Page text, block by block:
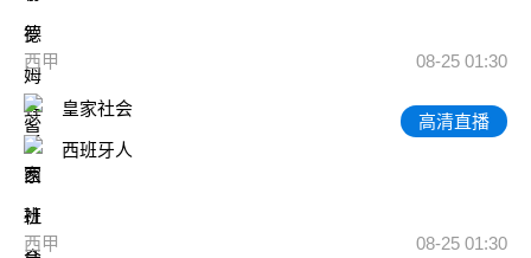
西甲 08-25 01:30
皇家社会
西班牙人
高清直播
西甲 08-25 01:30